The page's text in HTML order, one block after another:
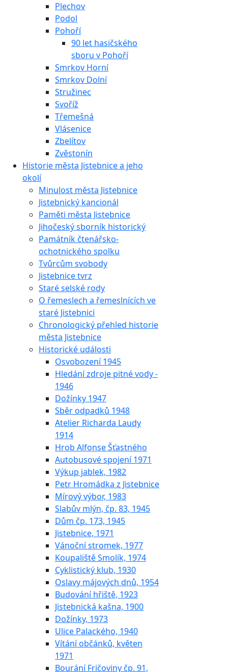
Plechov
Podol
Pohoří
90 let hasičského
sboru v Pohoří
Smrkov Horní
Smrkov Dolní
Stružinec
Svoříž
Třemešná
Vlásenice
Zbelítov
Zvěstonín
Historie města Jistebnice a jeho
okolí
Minulost města Jistebnice
Jistebnický kancionál
Paměti města Jistebnice
Jihočeský sborník historický
Památník čtenářsko-
ochotnického spolku
Tvůrcům svobody
Jistebnice tvrz
Staré selské rody
O řemeslech a řemeslnících ve
staré Jistebnici
Chronologický přehled historie
města Jistebnice
Historické události
Osvobození 1945
Hledání zdroje pitné vody -
1946
Dožínky 1947
Sběr odpadků 1948
Atelier Richarda Laudy
1914
Hrob Alfonse Šťastného
Autobusové spojení 1971
Výkup jablek, 1982
Petr Hromádka z Jistebnice
Mírový výbor, 1983
Slabův mlýn, čp. 83, 1945
Dům čp. 173, 1945
Jistebnice, 1971
Vánoční stromek, 1977
Koupaliště Smolík, 1974
Cyklistický klub, 1930
Oslavy májových dnů, 1954
Budování hřiště, 1923
Jistebnická kašna, 1900
Dožínky, 1973
Ulice Palackého, 1940
Vítání občánků, květen
1971
Bourání Fričoviny čp. 91,